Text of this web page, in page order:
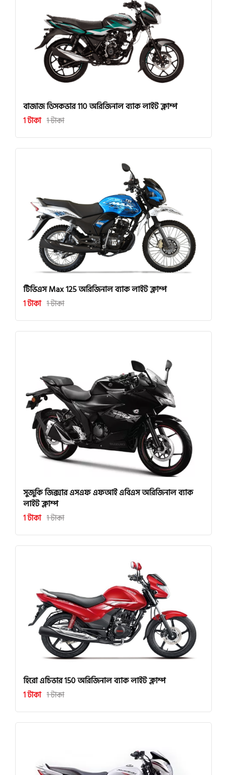
বাজাজ ডিসকভার 110 অরিজিনাল ব্যাক লাইট ক্লাম্প
1 টাকা 1 টাকা
টিভিএস Max 125 অরিজিনাল ব্যাক লাইট ক্লাম্প
1 টাকা 1 টাকা
সুজুকি জিক্সার এসএফ এফআই এবিএস অরিজিনাল ব্যাক
লাইট ক্লাম্প
1 টাকা 1 টাকা
হিরো এচিভার 150 অরিজিনাল ব্যাক লাইট ক্লাম্প
1 টাকা 1 টাকা